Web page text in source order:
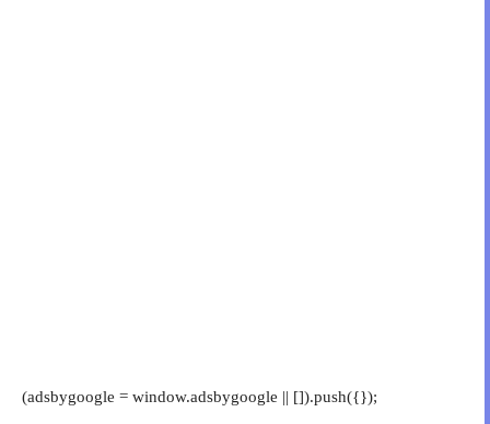
(adsbygoogle = window.adsbygoogle || []).push({});